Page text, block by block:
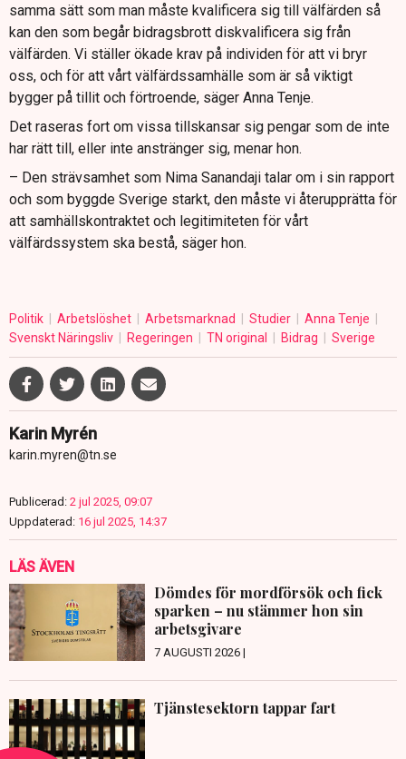
samma sätt som man måste kvalificera sig till välfärden så
kan den som begår bidragsbrott diskvalificera sig från
välfärden. Vi ställer ökade krav på individen för att vi bryr
oss, och för att vårt välfärdssamhälle som är så viktigt
bygger på tillit och förtroende, säger Anna Tenje.
Det raseras fort om vissa tillskansar sig pengar som de inte
har rätt till, eller inte anstränger sig, menar hon.
– Den strävsamhet som Nima Sanandaji talar om i sin rapport
och som byggde Sverige starkt, den måste vi återupprätta för
att samhällskontraktet och legitimiteten för vårt
välfärdssystem ska bestå, säger hon.
Politik Arbetslöshet Arbetsmarknad Studier
Anna Tenje
Svenskt Näringsliv
Regeringen TN original Bidrag Sverige
Karin Myrén
karin.myren@tn.se
Publicerad: 2 jul 2025, 09:07
Uppdaterad: 16 jul 2025, 14:37
LÄS ÄVEN
Dömdes för mordförsök och fick
sparken – nu stämmer hon sin
arbetsgivare
7 AUGUSTI 2026 |
Tjänstesektorn tappar fart